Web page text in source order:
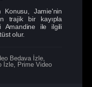
Jamie'nin
trajik bir kayıpla
Amandine ile ilgili
olur.
Bedava İzle
İzle Prime Video